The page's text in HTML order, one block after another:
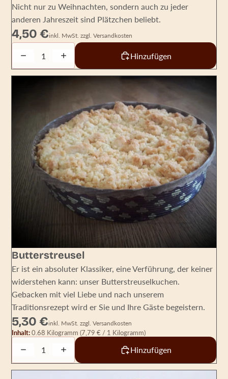
Nicht nur zu Weihnachten, sondern auch zu jeder
anderen Jahreszeit sind Plätzchen beliebt.
4,50 €inkl. MwSt. zzgl. Versandkosten
Decrease quantityIncrease quantity Hinzufügen
Butterstreusel
Er ist ein absoluter Klassiker, eine Verführung, der keiner
widerstehen kann: unser Butterstreuselkuchen.
Gebacken mit viel Liebe und nach unserem
Traditionsrezept wird er Sie und Ihre Gäste begeistern.
5,30 €inkl. MwSt. zzgl. Versandkosten
Inhalt:0.68 Kilogramm(7,79 € / 1 Kilogramm)
Decrease quantityIncrease quantity Hinzufügen